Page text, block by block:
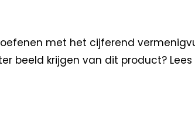
met het cijferend
beeld krijgen van dit product?